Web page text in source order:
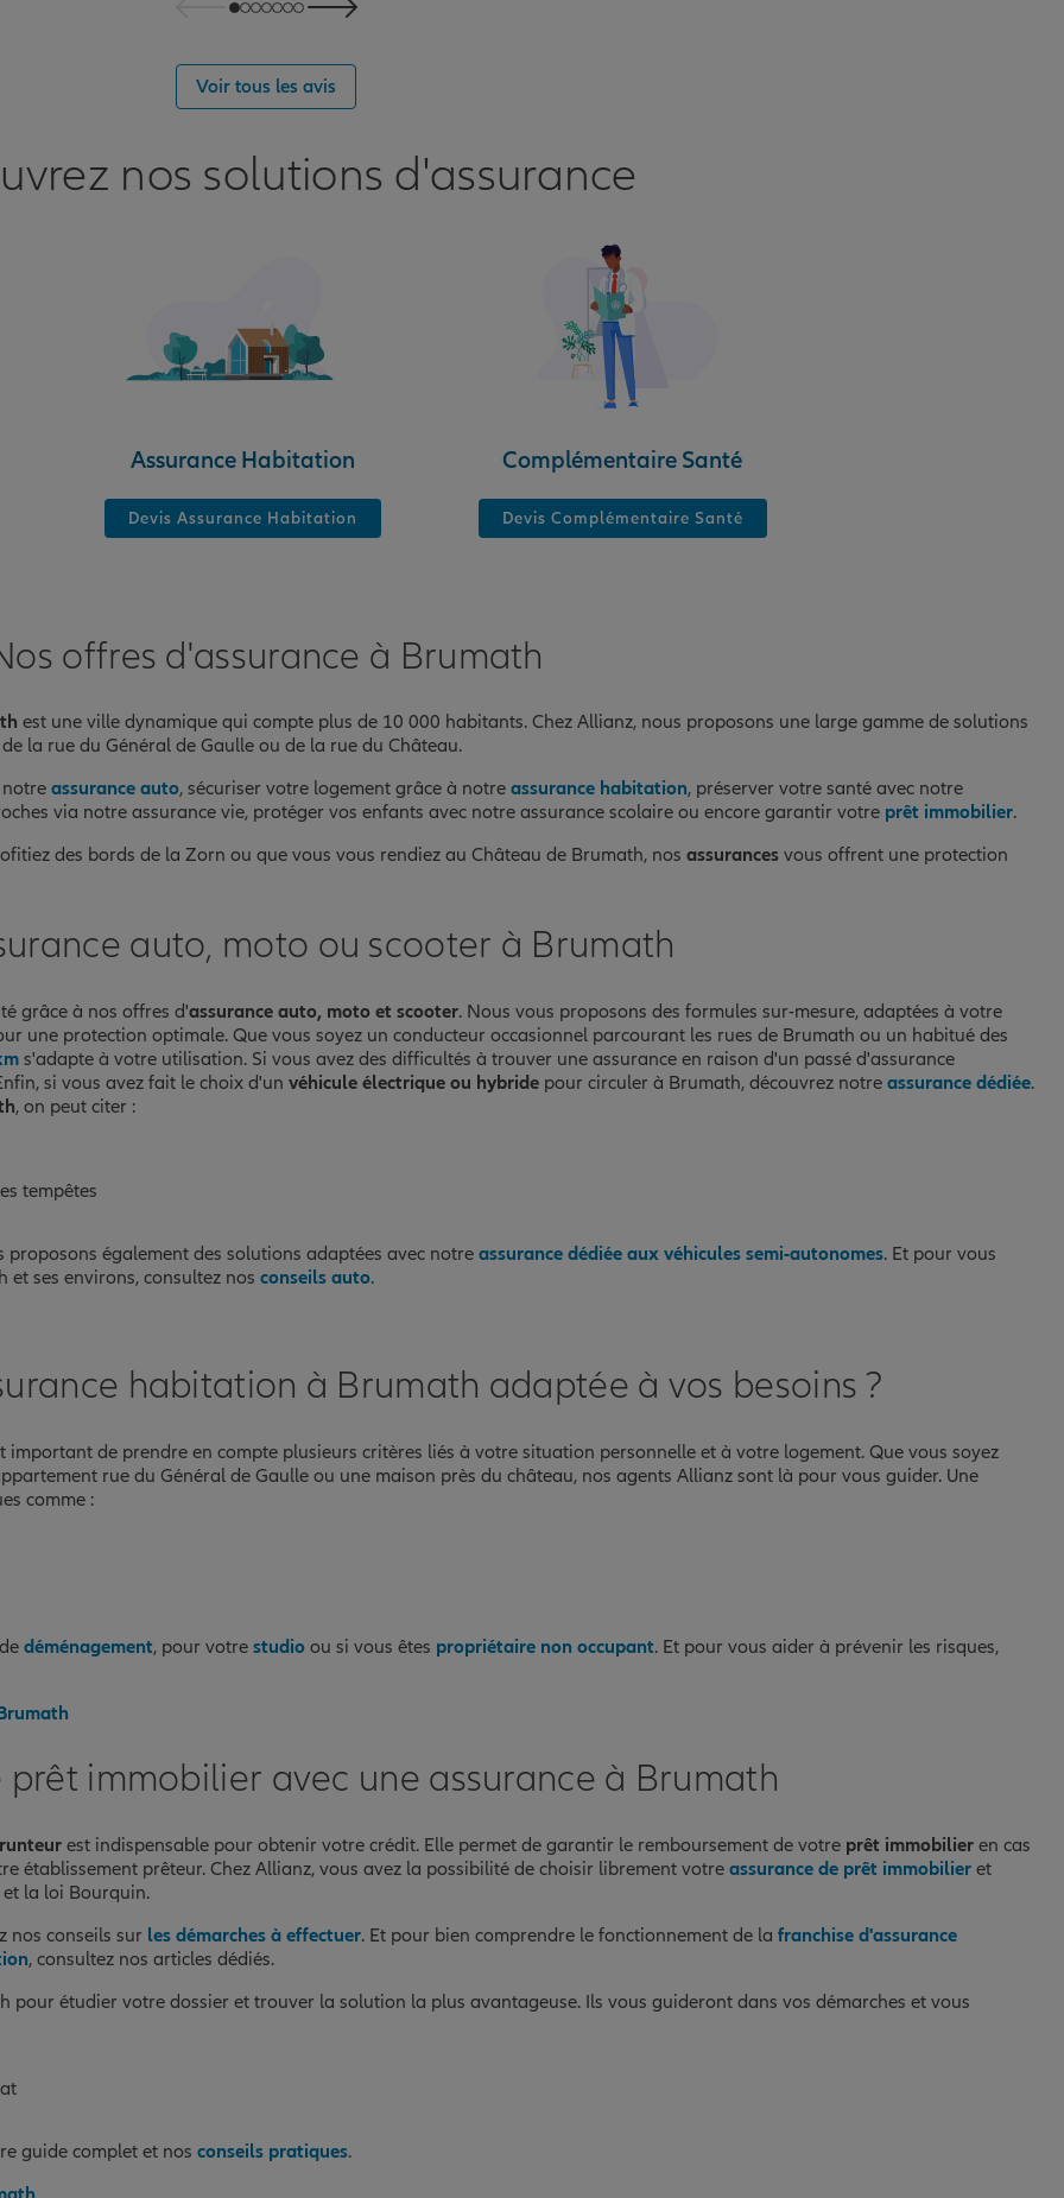
Voir tous les avis
nos solutions d'assurance
Assurance Habitation
Devis Assurance Habitation
Complémentaire Santé
Devis Complémentaire Santé
offres d'assurance à Brumath
est une ville dynamique qui compte plus de 10 000 habitants. Chez Allianz, nous proposons une large gamme de solutions
la rue du Général de Gaulle ou de la rue du Château.
assurance auto, sécuriser votre logement grâce à notre assurance habitation, préserver votre santé avec notre
via notre assurance vie, protéger vos enfants avec notre assurance scolaire ou encore garantir votre prêt immobilier.
des bords de la Zorn ou que vous vous rendiez au Château de Brumath, nos assurances vous offrent une protection
auto, moto ou scooter à Brumath
grâce à nos offres d'assurance auto, moto et scooter. Nous vous proposons des formules sur-mesure, adaptées à votre
une protection optimale. Que vous soyez un conducteur occasionnel parcourant les rues de Brumath ou un habitué des
s'adapte à votre utilisation. Si vous avez des difficultés à trouver une assurance en raison d'un passé d'assurance
si vous avez fait le choix d'un véhicule électrique ou hybride pour circuler à Brumath, découvrez notre assurance dédiée.
, on peut citer :
tempêtes
proposons également des solutions adaptées avec notre assurance dédiée aux véhicules semi-autonomes. Et pour vous
ses environs, consultez nos conseils auto.
habitation à Brumath adaptée à vos besoins ?
important de prendre en compte plusieurs critères liés à votre situation personnelle et à votre logement. Que vous soyez
rue du Général de Gaulle ou une maison près du château, nos agents Allianz sont là pour vous guider. Une
comme :
déménagement, pour votre studio ou si vous êtes propriétaire non occupant. Et pour vous aider à prévenir les risques,
prêt immobilier avec une assurance à Brumath
est indispensable pour obtenir votre crédit. Elle permet de garantir le remboursement de votre prêt immobilier en cas
établissement prêteur. Chez Allianz, vous avez la possibilité de choisir librement votre assurance de prêt immobilier et
la loi Bourquin.
nos conseils sur les démarches à effectuer. Et pour bien comprendre le fonctionnement de la franchise d'assurance
, consultez nos articles dédiés.
pour étudier votre dossier et trouver la solution la plus avantageuse. Ils vous guideront dans vos démarches et vous
guide complet et nos conseils pratiques.